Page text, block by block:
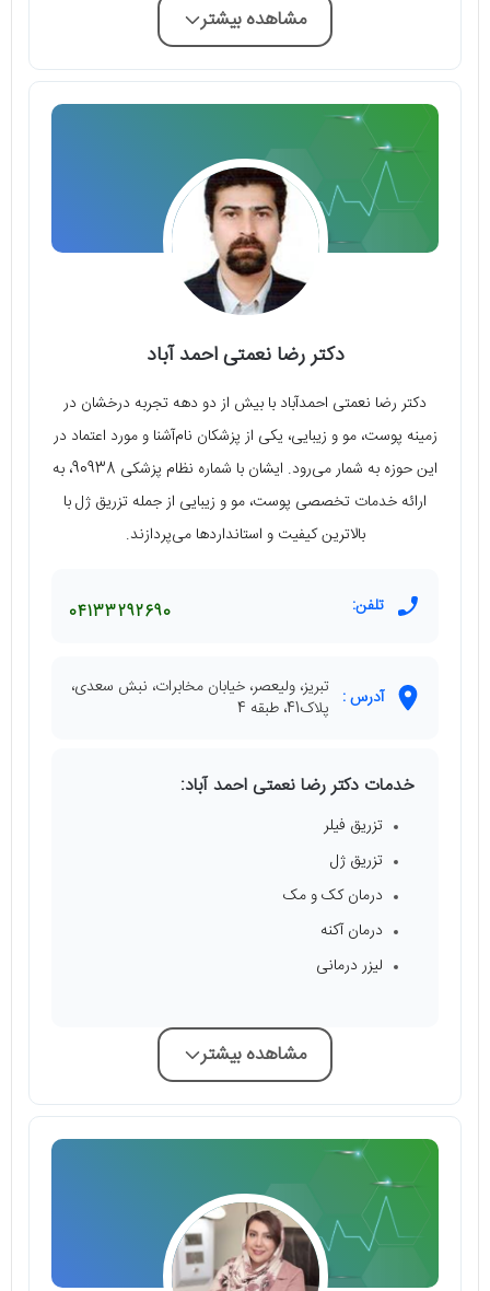
مشاهده بیشتر
دکتر رضا نعمتی احمد آباد
دکتر رضا نعمتی احمدآباد با بیش از دو دهه تجربه درخشان در
زمینه پوست، مو و زیبایی، یکی از پزشکان نام‌آشنا و مورد اعتماد در
این حوزه به شمار می‌رود. ایشان با شماره نظام پزشکی 90938، به
ارائه خدمات تخصصی پوست، مو و زیبایی از جمله تزریق ژل با
بالاترین کیفیت و استانداردها می‌پردازند.
تلفن: 04133292690
آدرس : تبریز، ولیعصر، خیابان مخابرات، نبش سعدی،
پلاک41، طبقه 4
خدمات دکتر رضا نعمتی احمد آباد:
تزریق فیلر
تزریق ژل
درمان کک و مک
درمان آکنه
لیزر درمانی
مشاهده بیشتر